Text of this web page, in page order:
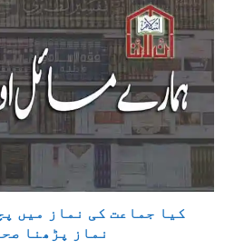
كيا جماعت کی نماز میں
نماز پڑھنا